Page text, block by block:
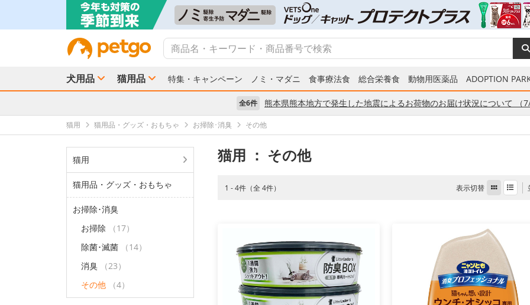
犬用品 猫用品 特集・キャンペーン ノミ・マダニ 食事療法食 総合栄養食 動物用医薬品 ADOPTION
全6件 熊本県熊本地方で発生した地震によるお荷物のお届け状況について （7/
猫用 猫用品・グッズ・おもちゃ お掃除･消臭 その他
猫用
猫用品・グッズ・おもちゃ
お掃除･消臭
お掃除
（17）
除菌･滅菌
（14）
消臭
（23）
その他
（4）
猫用 ： その他
1 - 4件（全 4件） 表示切替